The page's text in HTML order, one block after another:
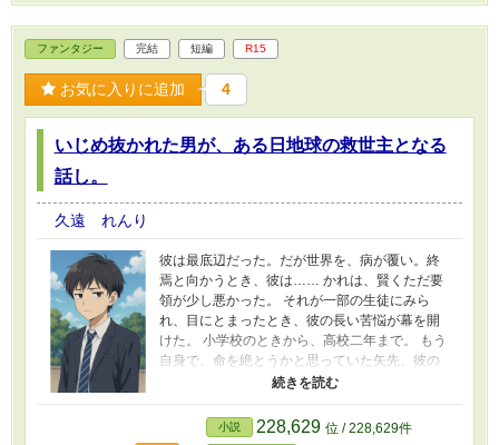
ん。 軽く読んでください。 この物語は、演出と
して、飲酒や喫煙、禁止薬物の使用、暴力行為
等書かれていますが、法律・法令に反する行為
を容認・推奨するものではありません。またこ
ファンタジー 完結 短編 R15
お気に入りに追加 4
いじめ抜かれた男が、ある日地球の救世主となる
話し。
久遠 れんり
彼は最底辺だった。だが世界を、病が覆い。終
焉と向かうとき、彼は…… かれは、賢くただ要
領が少し悪かった。 それが一部の生徒にみら
れ、目にとまったとき、彼の長い苦悩が幕を開
けた。 小学校のときから、高校二年まで。 もう
自身で、命を絶とうかと思っていた矢先、彼の
前に転校生が現れた。 国家による保護プログラ
定期更新です。 この物語は、演出として、飲酒
や喫煙、禁止薬物の使用、暴力行為等書かれて
小説 228,629 位 / 228,629件